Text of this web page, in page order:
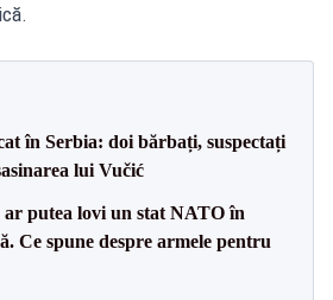
în Serbia: doi bărbați, suspectați
lui Vučić
putea lovi un stat NATO în
Ce spune despre armele pentru